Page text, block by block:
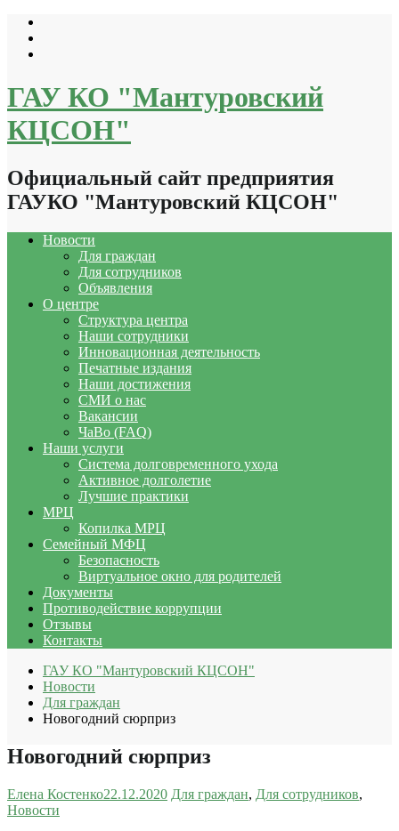
Перейти
содержимому
ГАУ КО "Мантуровский
КЦСОН"
Официальный сайт предприятия
ГАУКО "Мантуровский КЦСОН"
Новости
Для граждан
Для сотрудников
Объявления
О центре
Структура центра
Наши сотрудники
Инновационная деятельность
Печатные издания
Наши достижения
СМИ о нас
Вакансии
ЧаВо (FAQ)
Наши услуги
Система долговременного ухода
Активное долголетие
Лучшие практики
МРЦ
Копилка МРЦ
Семейный МФЦ
Безопасность
Виртуальное окно для родителей
Документы
Противодействие коррупции
Отзывы
Контакты
ГАУ КО "Мантуровский КЦСОН"
Новости
Для граждан
Новогодний сюрприз
Новогодний сюрприз
Елена Костенко22.12.2020 Для граждан, Для сотрудников,
Новости